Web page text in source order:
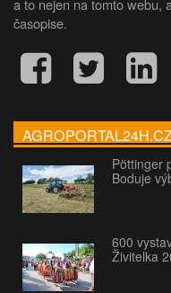
a to nejen na tomto webu,
časopise.
Pöttinger
Boduje
600
Živitelka